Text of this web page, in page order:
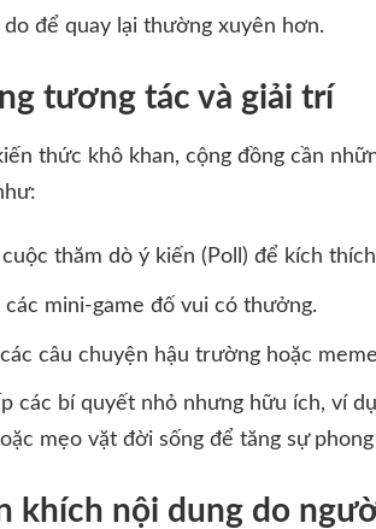
do để quay lại thường xuyên hơn.
tương tác và giải trí
thức khô khan, cộng đồng cần
cuộc thăm dò ý kiến (Poll) để kích
các mini-game đố vui có thưởng.
câu chuyện hậu trường hoặc
các bí quyết nhỏ nhưng hữu ích, ví
mẹo vặt đời sống để tăng sự
khích nội dung do